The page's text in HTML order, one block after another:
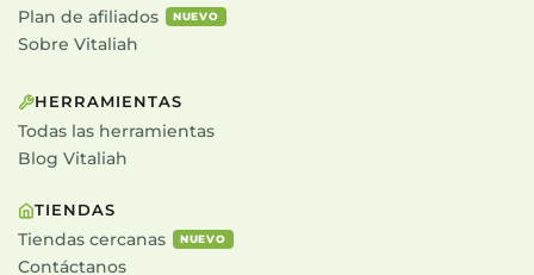
Plan de afiliados
NUEVO
Sobre Vitaliah
HERRAMIENTAS
Todas las herramientas
Blog Vitaliah
TIENDAS
Tiendas cercanas
NUEVO
Contáctanos